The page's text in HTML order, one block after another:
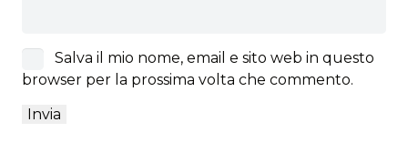
Salva il mio nome, email e sito web in questo
browser per la prossima volta che commento.